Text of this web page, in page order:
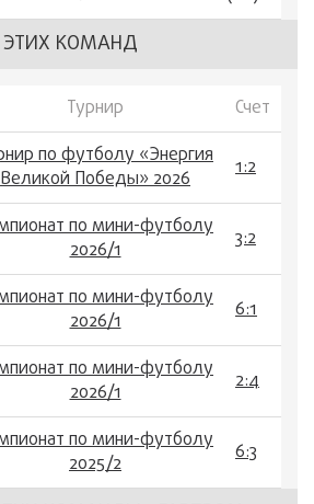
КОМАНД
Турнир Счет
по футболу «Энергия
Великой Победы» 2026
1:2
по мини-футболу
2026/1
3:2
по мини-футболу
2026/1
6:1
по мини-футболу
2026/1
2:4
по мини-футболу
2025/2
6:3